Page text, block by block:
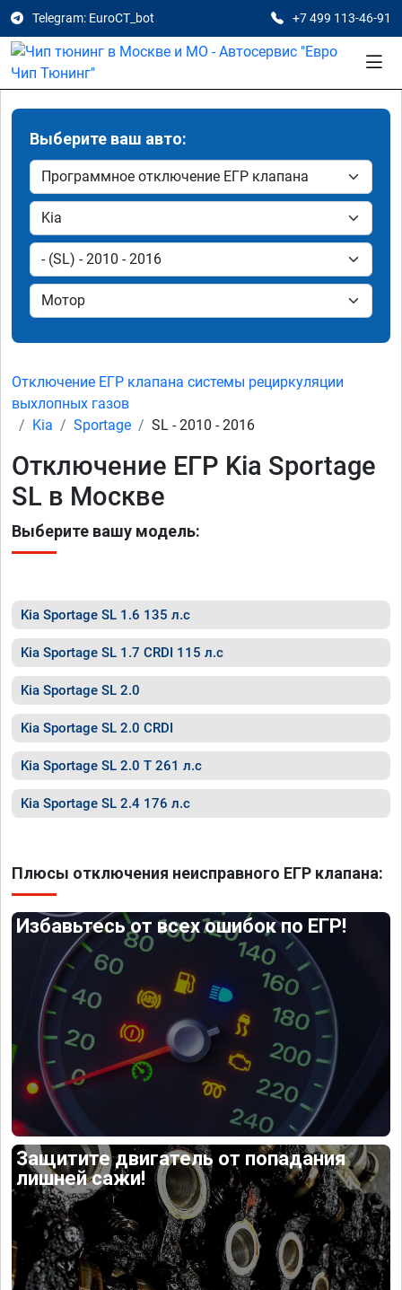
Telegram: EuroCT_bot +7 499 113-46-91
Выберите ваш авто:
Отключение ЕГР клапана системы рециркуляции
выхлопных газов
Kia
Sportage SL - 2010 - 2016
Отключение ЕГР Kia Sportage
SL в Москве
Выберите вашу модель:
Kia Sportage SL 1.6 135 л.с
Kia Sportage SL 1.7 CRDI 115 л.с
Kia Sportage SL 2.0
Kia Sportage SL 2.0 CRDI
Kia Sportage SL 2.0 T 261 л.с
Kia Sportage SL 2.4 176 л.с
Плюсы отключения неисправного ЕГР клапана:
Избавьтесь от всех ошибок по ЕГР!
Защитите двигатель от попадания
лишней сажи!